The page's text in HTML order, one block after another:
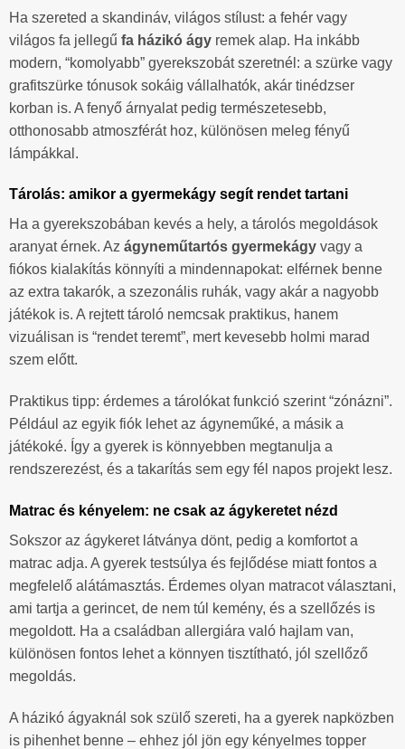
Ha szereted a skandináv, világos stílust: a fehér vagy
világos fa jellegű fa házikó ágy remek alap. Ha inkább
modern, “komolyabb” gyerekszobát szeretnél: a szürke vagy
grafitszürke tónusok sokáig vállalhatók, akár tinédzser
korban is. A fenyő árnyalat pedig természetesebb,
otthonosabb atmoszférát hoz, különösen meleg fényű
lámpákkal.
Tárolás: amikor a gyermekágy segít rendet tartani
Ha a gyerekszobában kevés a hely, a tárolós megoldások
aranyat érnek. Az ágyneműtartós gyermekágy vagy a
fiókos kialakítás könnyíti a mindennapokat: elférnek benne
az extra takarók, a szezonális ruhák, vagy akár a nagyobb
játékok is. A rejtett tároló nemcsak praktikus, hanem
vizuálisan is “rendet teremt”, mert kevesebb holmi marad
szem előtt.
Praktikus tipp: érdemes a tárolókat funkció szerint “zónázni”.
Például az egyik fiók lehet az ágyneműké, a másik a
játékoké. Így a gyerek is könnyebben megtanulja a
rendszerezést, és a takarítás sem egy fél napos projekt lesz.
Matrac és kényelem: ne csak az ágykeretet nézd
Sokszor az ágykeret látványa dönt, pedig a komfortot a
matrac adja. A gyerek testsúlya és fejlődése miatt fontos a
megfelelő alátámasztás. Érdemes olyan matracot választani,
ami tartja a gerincet, de nem túl kemény, és a szellőzés is
megoldott. Ha a családban allergiára való hajlam van,
különösen fontos lehet a könnyen tisztítható, jól szellőző
megoldás.
A házikó ágyaknál sok szülő szereti, ha a gyerek napközben
is pihenhet benne – ehhez jól jön egy kényelmes topper